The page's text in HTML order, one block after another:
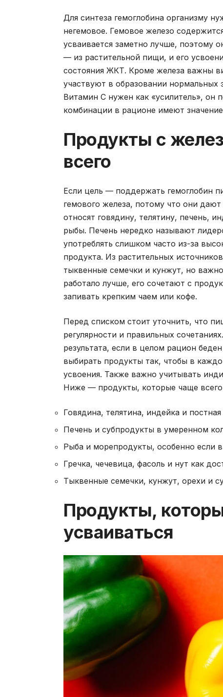
Для синтеза гемоглобина организму
негемовое. Гемовое железо
усваивается заметно лучше, поэтому
— из растительной пищи, и его
состояния ЖКТ. Кроме железа важны
участвуют в образовании
Витамин C нужен как «усилитель», он
комбинации в рационе имеют
Продукты с
всего
Если цель — поддержать гемоглобин
гемового железа, потому что они
относят говядину, телятину, печень,
рыбы. Печень нередко называют
употреблять слишком часто из-за
продукта. Из растительных
тыквенные семечки и кунжут, но
работало лучше, его сочетают с
запивать крепким чаем или кофе.
Перед списком стоит уточнить, что
регулярности и правильных
результата, если в целом рацион
выбирать продукты так, чтобы в
усвоения. Также важно учитывать
Ниже — продукты, которые чаще
Говядина, телятина, индейка и
Печень и субпродукты в умеренном
Рыба и морепродукты, особенно если
Гречка, чечевица, фасоль и нут как
Тыквенные семечки, кунжут, орехи и
Продукты,
усваиваться